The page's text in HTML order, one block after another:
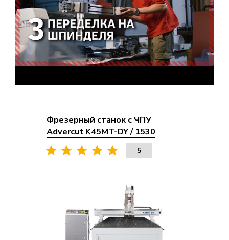
Фрезерный станок с ЧПУ
Advercut K45MT-DY / 1530
5